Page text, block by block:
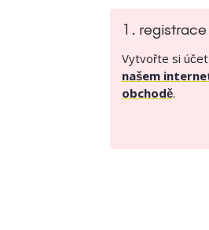
1. registrace
Vytvořte si
našem
obchodě.